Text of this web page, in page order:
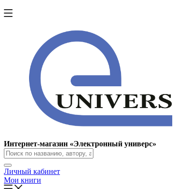
Интернет-магазин «Электронный универс»
Личный кабинет
Мои книги